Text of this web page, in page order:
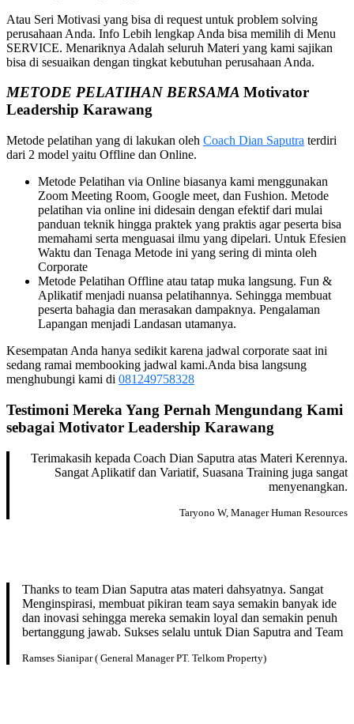
Atau Seri Motivasi yang bisa di request untuk problem solving
perusahaan Anda. Info Lebih lengkap Anda bisa memilih di Menu
SERVICE. Menariknya Adalah seluruh Materi yang kami sajikan
bisa di sesuaikan dengan tingkat kebutuhan perusahaan Anda.
METODE PELATIHAN BERSAMA Motivator
Leadership Karawang
Metode pelatihan yang di lakukan oleh Coach Dian Saputra terdiri
dari 2 model yaitu Offline dan Online.
Metode Pelatihan via Online biasanya kami menggunakan
Zoom Meeting Room, Google meet, dan Fushion. Metode
pelatihan via online ini didesain dengan efektif dari mulai
panduan teknik hingga praktek yang praktis agar peserta bisa
memahami serta menguasai ilmu yang dipelari. Untuk Efesien
Waktu dan Tenaga Metode ini yang sering di minta oleh
Corporate
Metode Pelatihan Offline atau tatap muka langsung. Fun &
Aplikatif menjadi nuansa pelatihannya. Sehingga membuat
peserta bahagia dan merasakan dampaknya. Pengalaman
Lapangan menjadi Landasan utamanya.
Kesempatan Anda hanya sedikit karena jadwal corporate saat ini
sedang ramai membooking jadwal kami.Anda bisa langsung
menghubungi kami di 081249758328
Testimoni Mereka Yang Pernah Mengundang Kami
sebagai Motivator Leadership Karawang
Terimakasih kepada Coach Dian Saputra atas Materi Kerennya.
Sangat Aplikatif dan Variatif, Suasana Training juga sangat
menyenangkan.
Taryono W, Manager Human Resources
Thanks to team Dian Saputra atas materi dahsyatnya. Sangat
Menginspirasi, membuat pikiran team saya semakin banyak ide
dan inovasi sehingga mereka semakin loyal dan semakin penuh
bertanggung jawab. Sukses selalu untuk Dian Saputra and Team
Ramses Sianipar ( General Manager PT. Telkom Property)